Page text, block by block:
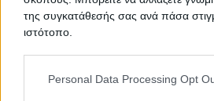
της συγκατάθεσής σας ανά πάσα
ιστότοπο.
Please note that this website/app
and may gather and store
Personal Data Processing Opt
σύμφωνα με τις τελευταίες
πρατήριό μας βρίσκεται στην
είναι ένα από τα πρώτα
περιοχής, διαγράφοντας
Πήλιο
Πρατήρια Υγρών Καυσίμων
Τηλέφωνο:2426022518